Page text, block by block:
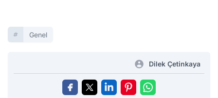
Genel
Dilek Çetinkaya